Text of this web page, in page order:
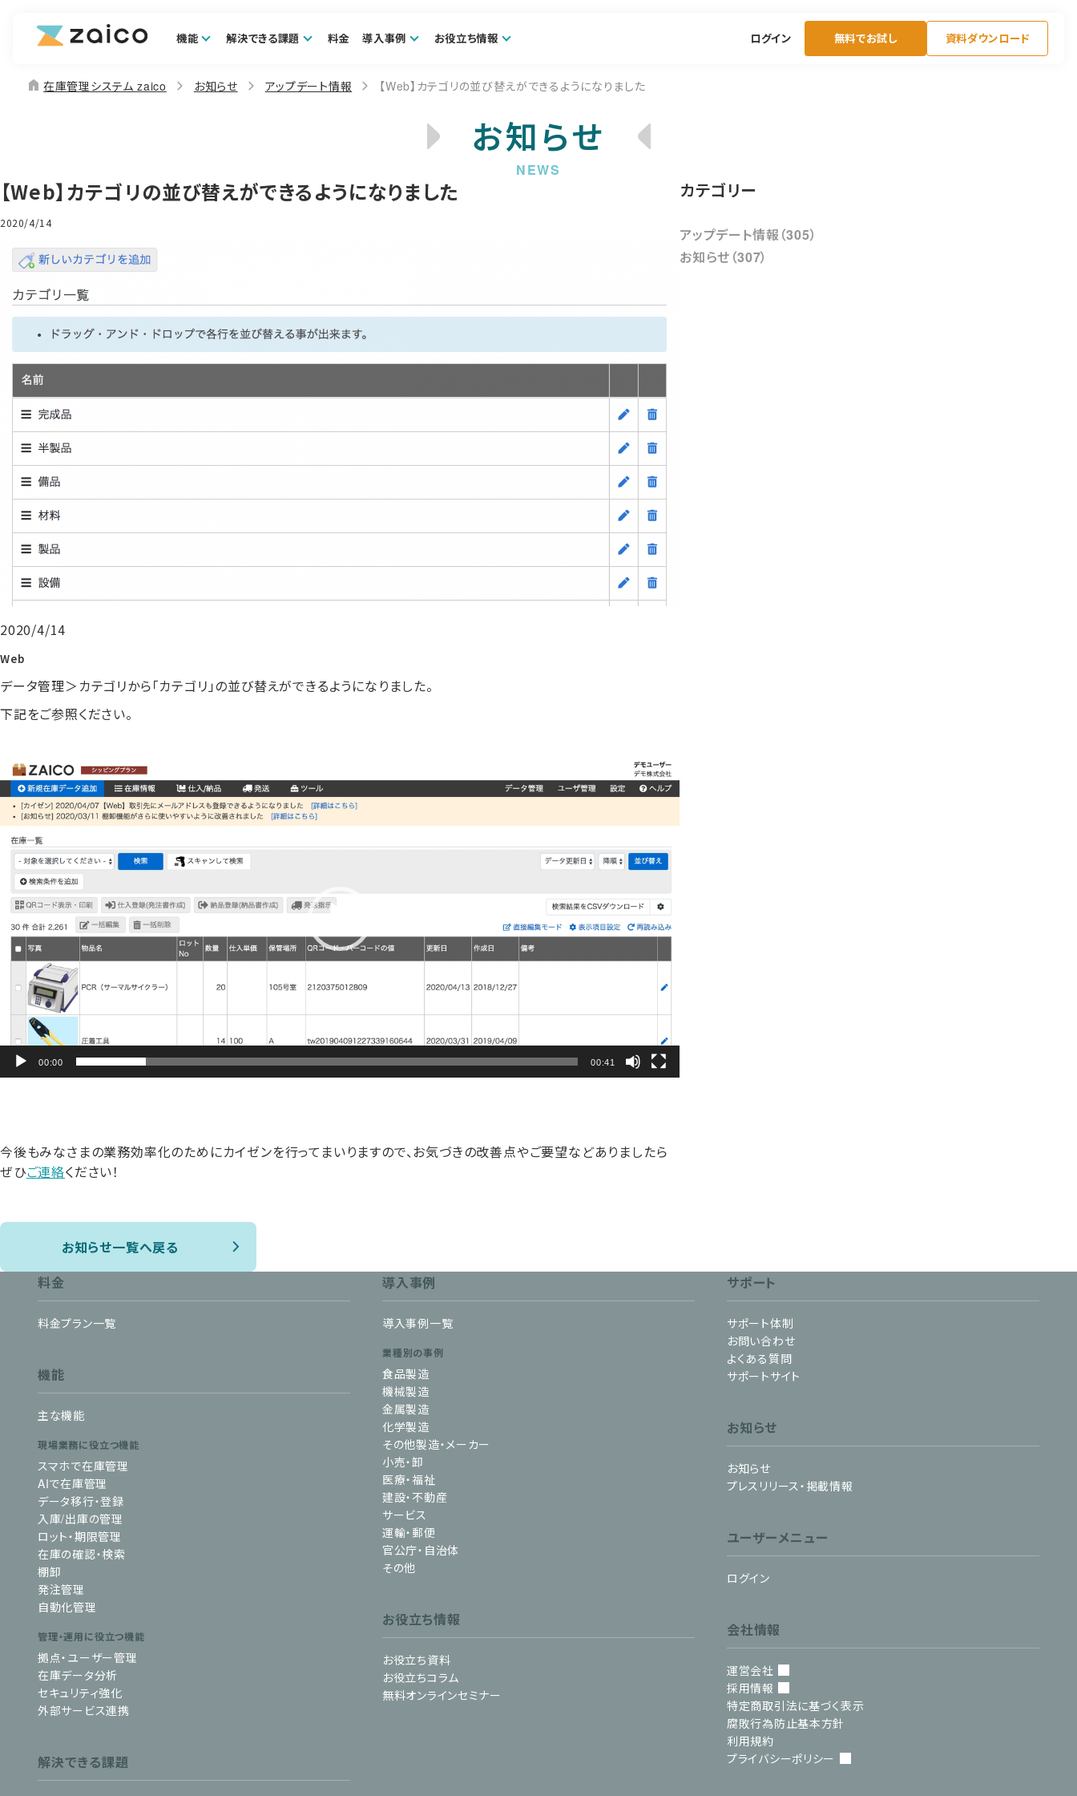
機能 解決できる課題 料金 導入事例 お役立ち情報 ログイン 無料でお試し 資料ダウンロード
home 在庫管理システム zaico お知らせ アップデート情報 【Web】カテゴリの並び替えができるようになりました
お知らせ
【Web】カテゴリの並び替えができるようになりました
2020/4/14
2020/4/14
Web
データ管理＞カテゴリから「カテゴリ」の並び替えができるようになりました。
下記をご参照ください。
動
画
レー
ヤー
00:00 00:41
今後もみなさまの業務効率化のためにカイゼンを行ってまいりますので、お気づきの改善点やご要望などありましたら
ぜひご連絡ください！
お知らせ一覧へ戻る
カテゴリー
アップデート情報（305）
お知らせ（307）
料金
料金プラン一覧
機能
主な機能
現場業務に役立つ機能
スマホで在庫管理
AIで在庫管理
データ移行・登録
入庫/出庫の管理
ロット・期限管理
在庫の確認・検索
棚卸
発注管理
自動化管理
管理・運用に役立つ機能
拠点・ユーザー管理
在庫データ分析
セキュリティ強化
外部サービス連携
解決できる課題
導入事例
導入事例一覧
業種別の事例
食品製造
機械製造
金属製造
化学製造
その他製造・メーカー
小売・卸
医療・福祉
建設・不動産
サービス
運輸・郵便
官公庁・自治体
その他
お役立ち情報
お役立ち資料
お役立ちコラム
無料オンラインセミナー
サポート
サポート体制
お問い合わせ
よくある質問
サポートサイト
お知らせ
お知らせ
プレスリリース・掲載情報
ユーザーメニュー
ログイン
会社情報
運営会社
採用情報
特定商取引法に基づく表示
腐敗行為防止基本方針
利用規約
プライバシーポリシー